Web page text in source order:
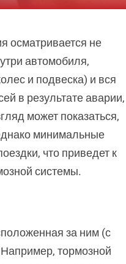
осматривается не
автомобиля,
и подвеска) и вся
в результате аварии,
может показаться,
минимальные
что приведет к
системы.
за ним (с
тормозной